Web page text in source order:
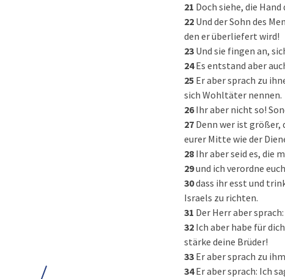
21 Doch siehe, die
22 Und der Sohn des
den er überliefert wird!
23 Und sie fingen an,
24Es entstand aber
25 Er aber sprach zu
sich Wohltäter nennen.
26Ihr aber nicht so!
27 Denn wer ist größer,
eurer Mitte wie der
28 Ihr aber seid es, die
29und ich verordne
30dass ihr esst und
Israels zu richten.
31 Der Herr aber
32 Ich aber habe für
stärke deine Brüder!
33 Er aber sprach zu
34Er aber sprach: Ich